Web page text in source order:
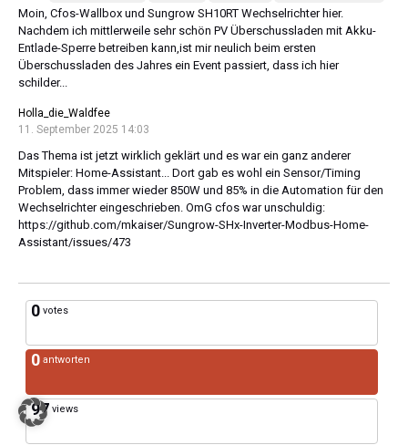
Moin, Cfos-Wallbox und Sungrow SH10RT Wechselrichter hier.
Nachdem ich mittlerweile sehr schön PV Überschussladen mit Akku-
Entlade-Sperre betreiben kann,ist mir neulich beim ersten
Überschussladen des Jahres ein Event passiert, dass ich hier
schilder...
Holla_die_Waldfee
11. September 2025 14:03
Das Thema ist jetzt wirklich geklärt und es war ein ganz anderer
Mitspieler: Home-Assistant... Dort gab es wohl ein Sensor/Timing
Problem, dass immer wieder 850W und 85% in die Automation für den
Wechselrichter eingeschrieben. OmG cfos war unschuldig:
https://github.com/mkaiser/Sungrow-SHx-Inverter-Modbus-Home-
Assistant/issues/473
0 votes
0 antworten
97 views